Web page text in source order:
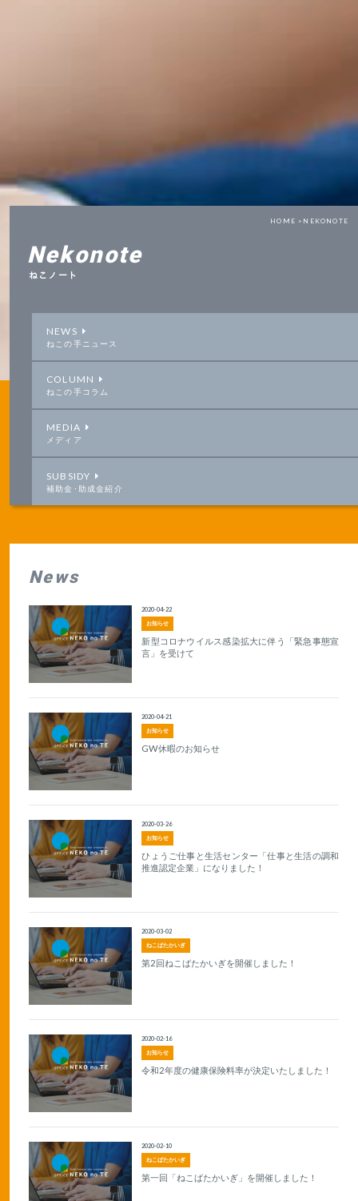
HOME > NEKONOTE
Nekonote
ねこノート
NEWS
ねこの手ニュース
COLUMN
ねこの手コラム
MEDIA
メディア
SUBSIDY
補助金･助成金紹介
News
お知らせ
2020-04-22
新型コロナウイルス感染拡大に伴う「緊急事態宣
言」を受けて
お知らせ
2020-04-21
GW休暇のお知らせ
お知らせ
2020-03-26
ひょうご仕事と生活センター「仕事と生活の調和
推進認定企業」になりました！
ねこばたかいぎ
2020-03-02
第2回ねこばたかいぎを開催しました！
お知らせ
2020-02-16
令和2年度の健康保険料率が決定いたしました！
ねこばたかいぎ
2020-02-10
第一回「ねこばたかいぎ」を開催しました！